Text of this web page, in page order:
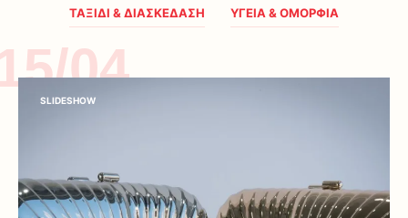
ΤΑΞΙΔΙ & ΔΙΑΣΚΕΔΑΣΗ ΥΓΕΙΑ & ΟΜΟΡΦΙΑ
04
SLIDESHOW